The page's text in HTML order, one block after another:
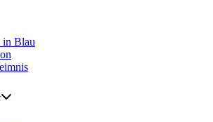
in Blau